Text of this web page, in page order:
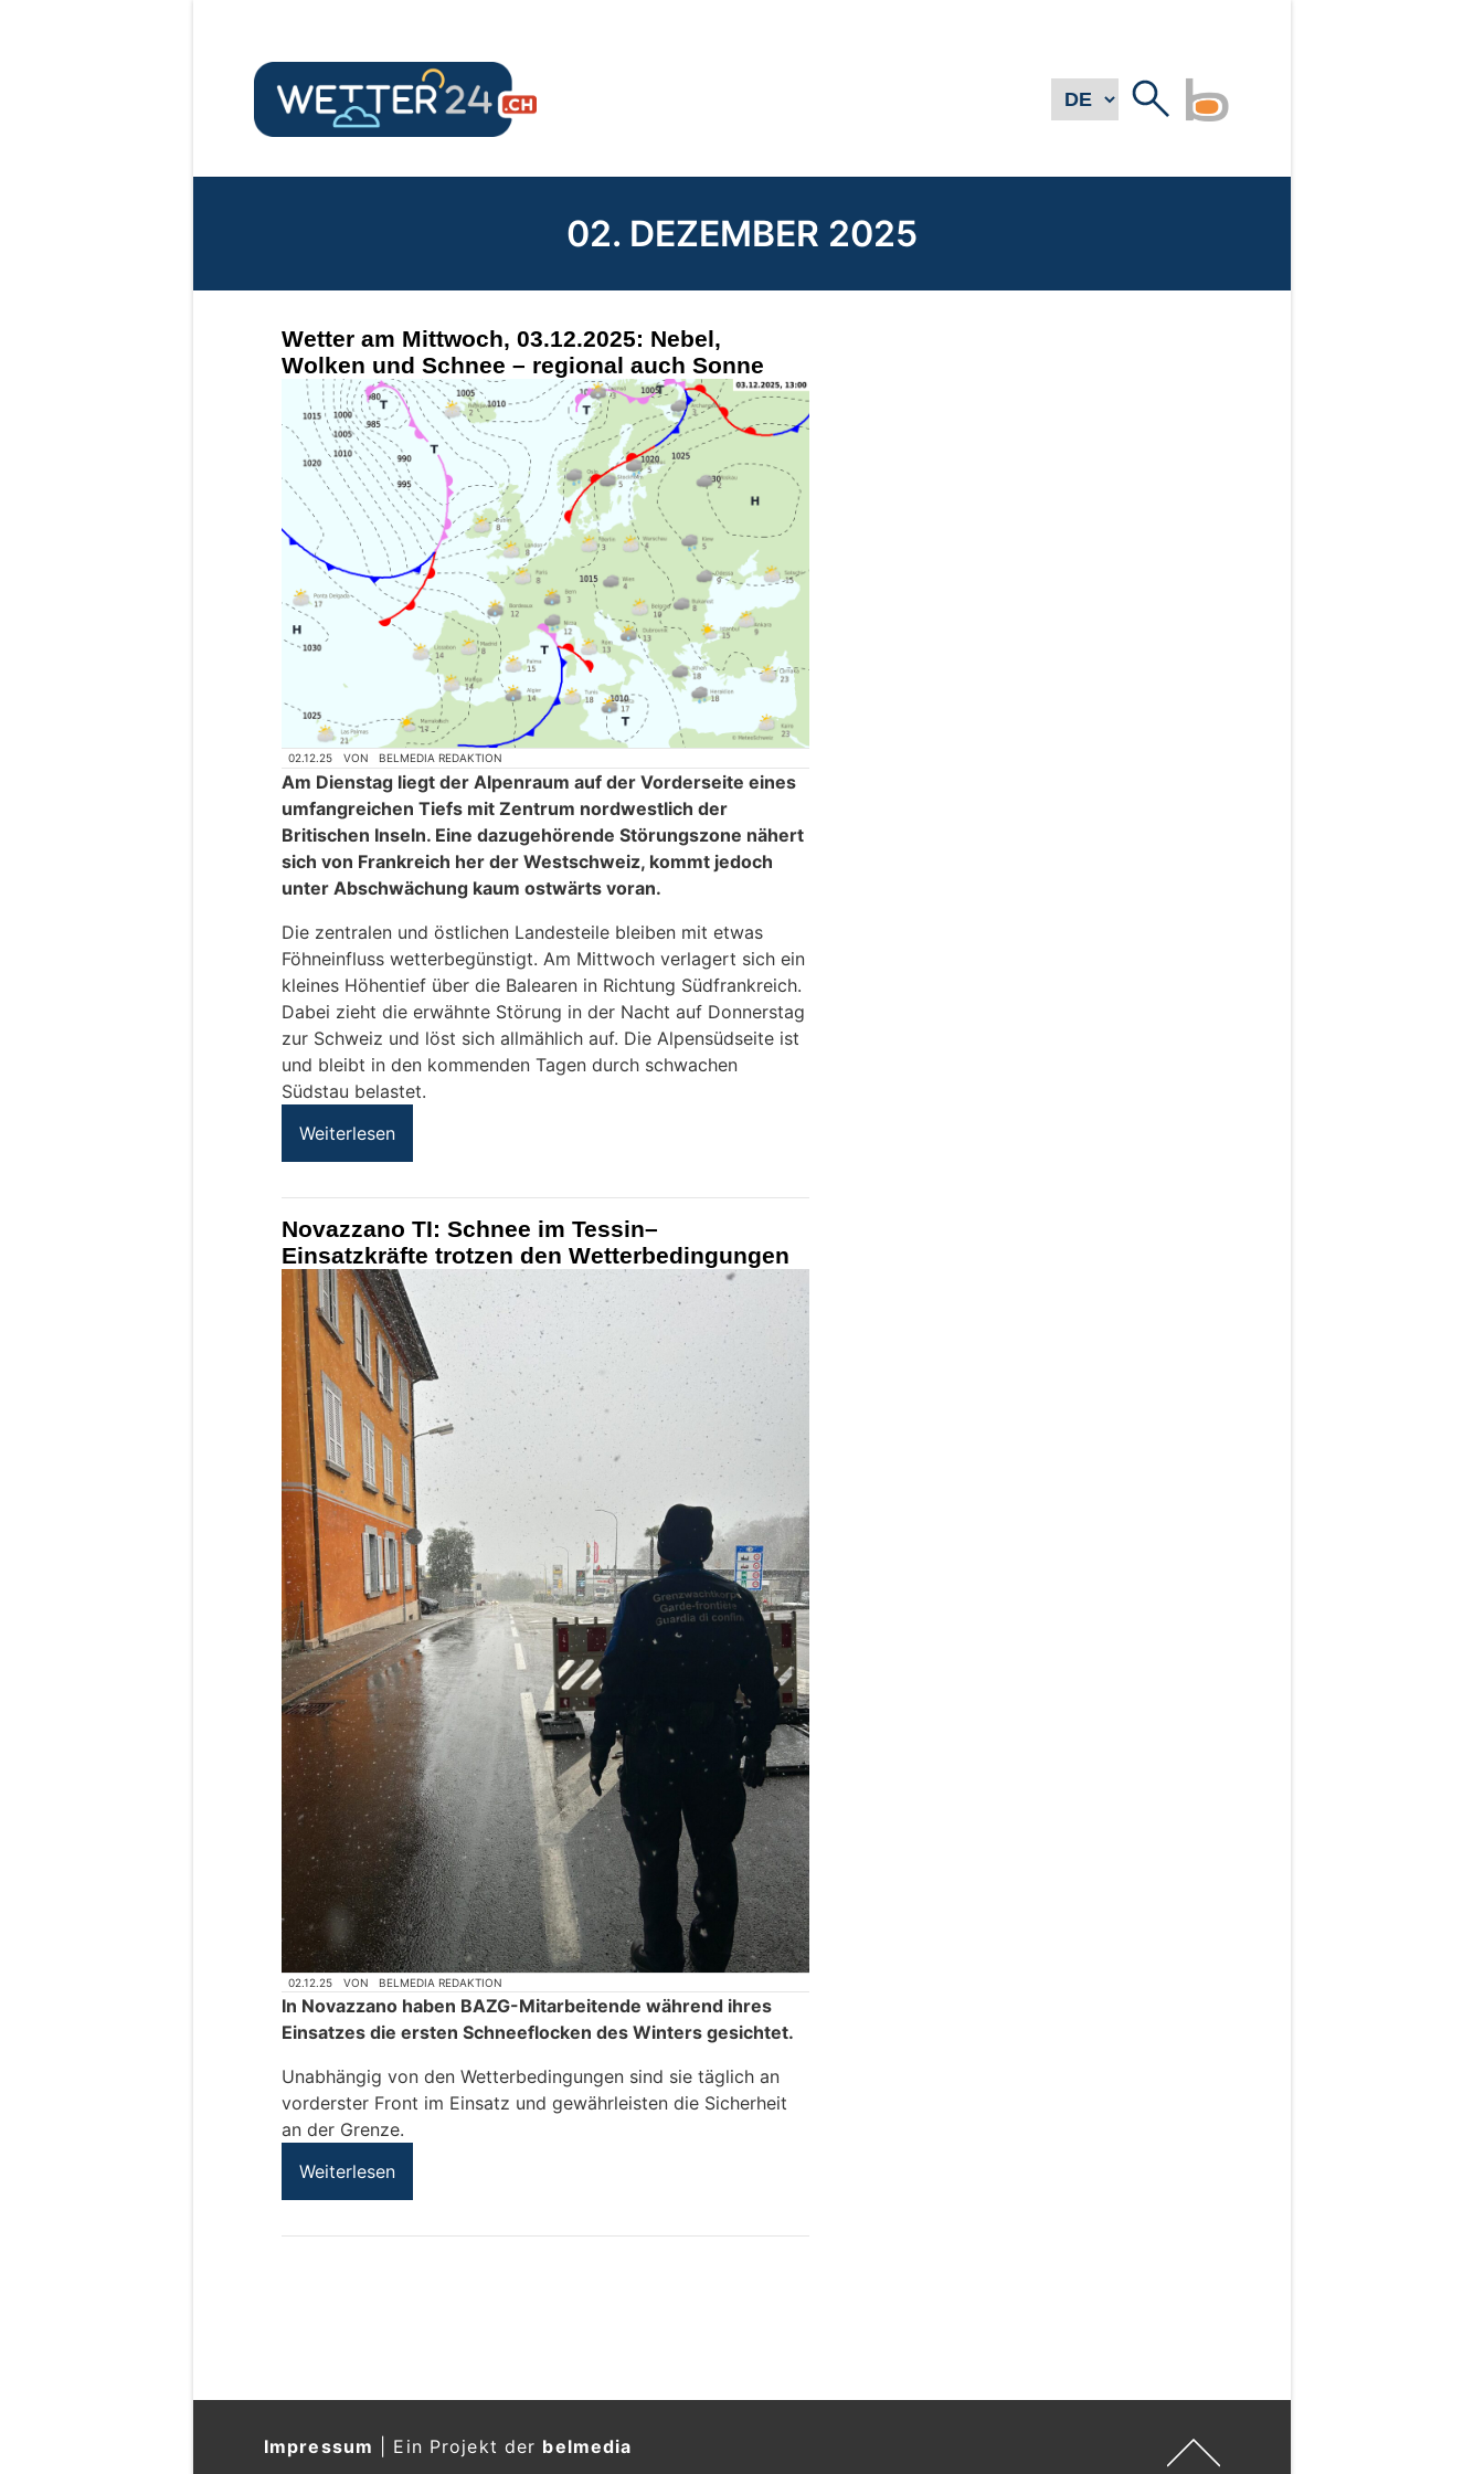
02. DEZEMBER 2025
Wetter am Mittwoch, 03.12.2025: Nebel,
Wolken und Schnee – regional auch Sonne
02.12.25 VON BELMEDIA REDAKTION
Am Dienstag liegt der Alpenraum auf der Vorderseite eines
umfangreichen Tiefs mit Zentrum nordwestlich der
Britischen Inseln. Eine dazugehörende Störungszone nähert
sich von Frankreich her der Westschweiz, kommt jedoch
unter Abschwächung kaum ostwärts voran.
Die zentralen und östlichen Landesteile bleiben mit etwas
Föhneinfluss wetterbegünstigt. Am Mittwoch verlagert sich ein
kleines Höhentief über die Balearen in Richtung Südfrankreich.
Dabei zieht die erwähnte Störung in der Nacht auf Donnerstag
zur Schweiz und löst sich allmählich auf. Die Alpensüdseite ist
und bleibt in den kommenden Tagen durch schwachen
Südstau belastet.
Weiterlesen
Novazzano TI: Schnee im Tessin–
Einsatzkräfte trotzen den Wetterbedingungen
02.12.25 VON BELMEDIA REDAKTION
In Novazzano haben BAZG-Mitarbeitende während ihres
Einsatzes die ersten Schneeflocken des Winters gesichtet.
Unabhängig von den Wetterbedingungen sind sie täglich an
vorderster Front im Einsatz und gewährleisten die Sicherheit
an der Grenze.
Weiterlesen
Impressum Ein Projekt der belmedia